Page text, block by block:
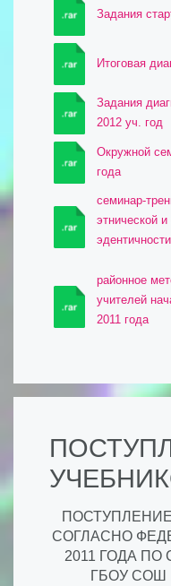
Задания
Итоговая
Задания
2012 уч. год
Окружной
года
семинар-
этнической
районное
учителей
2011 года
СОГЛАСНО
2011 ГОДА ПО
ГБОУ СОШ